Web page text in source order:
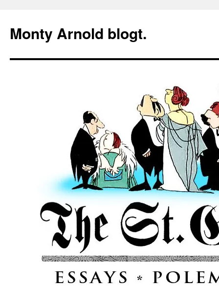
springen
Monty Arnold blogt.